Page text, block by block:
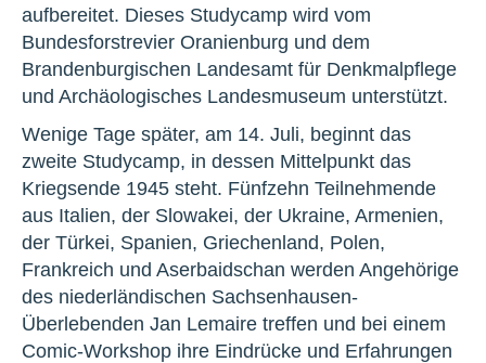
aufbereitet. Dieses Studycamp wird vom
Bundesforstrevier Oranienburg und dem
Brandenburgischen Landesamt für Denkmalpflege
und Archäologisches Landesmuseum unterstützt.
Wenige Tage später, am 14. Juli, beginnt das
zweite Studycamp, in dessen Mittelpunkt das
Kriegsende 1945 steht. Fünfzehn Teilnehmende
aus Italien, der Slowakei, der Ukraine, Armenien,
der Türkei, Spanien, Griechenland, Polen,
Frankreich und Aserbaidschan werden Angehörige
des niederländischen Sachsenhausen-
Überlebenden Jan Lemaire treffen und bei einem
Comic-Workshop ihre Eindrücke und Erfahrungen